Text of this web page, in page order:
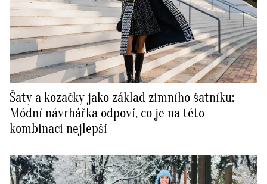
Šaty a kozačky jako základ zimního šatníku:
Módní návrhářka odpoví, co je na této
kombinaci nejlepší